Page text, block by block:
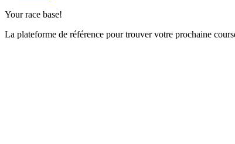
Your race base!
La plateforme de référence pour trouver votre prochaine